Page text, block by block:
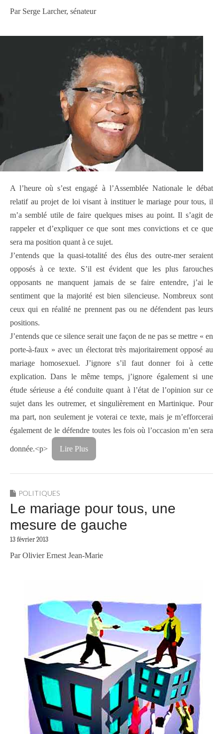
Par Serge Larcher, sénateur
A l’heure où s’est engagé à l’Assemblée Nationale le débat
relatif au projet de loi visant à instituer le mariage pour tous, il
m’a semblé utile de faire quelques mises au point. Il s’agit de
rappeler et d’expliquer ce que sont mes convictions et ce que
sera ma position quant à ce sujet.
J’entends que la quasi-totalité des élus des outre-mer seraient
opposés à ce texte. S’il est évident que les plus farouches
opposants ne manquent jamais de se faire entendre, j’ai le
sentiment que la majorité est bien silencieuse. Nombreux sont
ceux qui en réalité ne prennent pas ou ne défendent pas leurs
positions.
J’entends que ce silence serait une façon de ne pas se mettre « en
porte-à-faux » avec un électorat très majoritairement opposé au
mariage homosexuel. J’ignore s’il faut donner foi à cette
explication. Dans le même temps, j’ignore également si une
étude sérieuse a été conduite quant à l’état de l’opinion sur ce
sujet dans les outremer, et singulièrement en Martinique. Pour
ma part, non seulement je voterai ce texte, mais je m’efforcerai
également de le défendre toutes les fois où l’occasion m’en sera
donnée.<p> Lire Plus
POLITIQUES
Le mariage pour tous, une
mesure de gauche
13 février 2013
Par Olivier Ernest Jean-Marie